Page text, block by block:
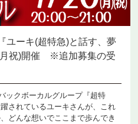
ユーキ(超特急)と話す、夢
月祝)開催 ※追加募集の受
ックボーカルグループ『超特
されているユーキさんが、これ
どんな想いでここまで歩んでき